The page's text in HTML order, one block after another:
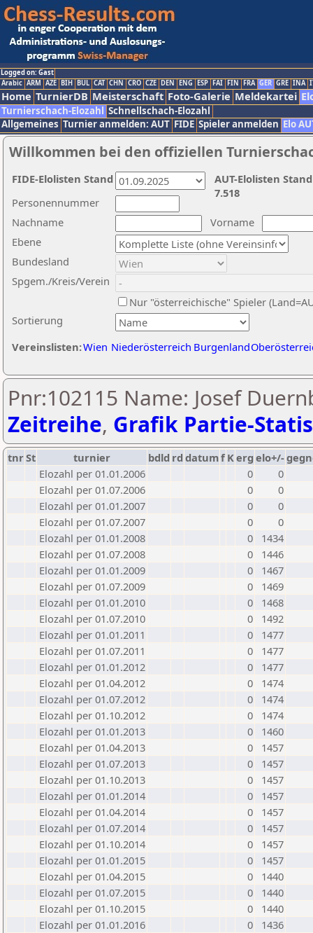
Logged on: Gast
Arabic ARM AZE BIH BUL CAT CHN CRO CZE DEN ENG ESP FAI FIN FRA GER GRE INA
Home TurnierDB Meisterschaft Foto-Galerie Meldekartei
Turnierschach-Elozahl Schnellschach-Elozahl
Allgemeines Turnier anmelden: AUT FIDE Spieler anmelden Elo
Willkommen bei den offiziellen
Nachname
Vorname
Ebene
Sortierung
Personennummer
Bundesland
Spgem./Kreis/Verein
Nur "österreichische" Spieler
Vereinslisten:Wien Niederösterreich Burgenland
AUT-Elolisten
7.518
FIDE-Elolisten Stand
Pnr:102115 Name: Josef
Zeitreihe, Grafik Partie-
tnrSt turnier bdld rd datumf Kerg elo+/-
Elozahl per 01.01.2006
0
0
Elozahl per 01.07.2006
0
0
Elozahl per 01.01.2007
0
0
Elozahl per 01.07.2007
0
0
Elozahl per 01.01.2008
0
1434
Elozahl per 01.07.2008
0
1446
Elozahl per 01.01.2009
0
1467
Elozahl per 01.07.2009
0
1469
Elozahl per 01.01.2010
0
1468
Elozahl per 01.07.2010
0
1492
Elozahl per 01.01.2011
0
1477
Elozahl per 01.07.2011
0
1477
Elozahl per 01.01.2012
0
1477
Elozahl per 01.04.2012
0
1474
Elozahl per 01.07.2012
0
1474
Elozahl per 01.10.2012
0
1474
Elozahl per 01.01.2013
0
1460
Elozahl per 01.04.2013
0
1457
Elozahl per 01.07.2013
0
1457
Elozahl per 01.10.2013
0
1457
Elozahl per 01.01.2014
0
1457
Elozahl per 01.04.2014
0
1457
Elozahl per 01.07.2014
0
1457
Elozahl per 01.10.2014
0
1457
Elozahl per 01.01.2015
0
1457
Elozahl per 01.04.2015
0
1440
Elozahl per 01.07.2015
0
1440
Elozahl per 01.10.2015
0
1440
Elozahl per 01.01.2016
0
1436